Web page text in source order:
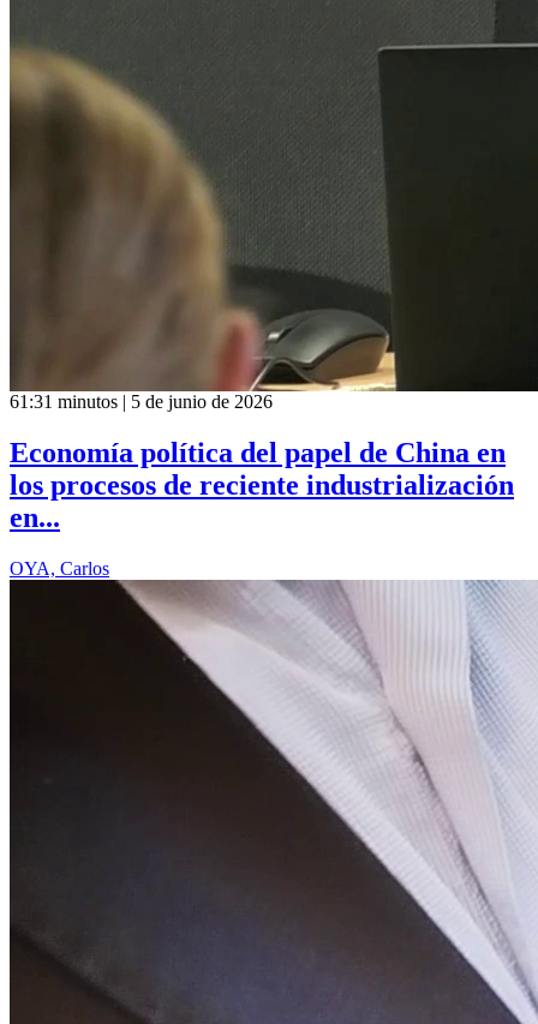
61:31 minutos | 5 de junio de 2026
Economía política del papel de China en
los procesos de reciente industrialización
en...
OYA, Carlos